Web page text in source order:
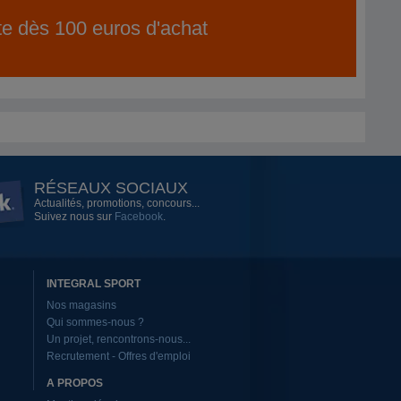
dès 100 euros d'achat
RÉSEAUX SOCIAUX
Actualités, promotions, concours...
Suivez nous sur Facebook.
INTEGRAL SPORT
Nos magasins
Qui sommes-nous ?
Un projet, rencontrons-nous...
Recrutement - Offres d'emploi
A PROPOS